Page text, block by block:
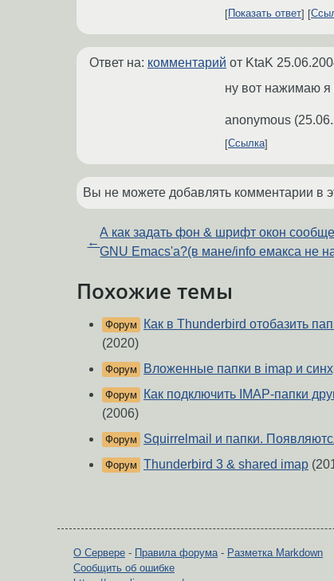
Показать ответ
Ответ на: комментарий от KtaK
ну вот нажимаю я
anonymous (
Ссылка
Вы не можете добавлять комментарии в
←
А как задать фон & шрифт окон
GNU Emacs'a?(в мане/info емакса не
Похожие темы
Форум
Как в Thunderbird отобазить
(2020)
Форум Вложенные папки в imap и
Форум
Как подключить IMAP-папки
(2006)
Форум Squirrelmail и папки.
Форум Thunderbird 3 & shared imap
О Сервере - Правила форума- Разметка Markdown
Сообщить об ошибке